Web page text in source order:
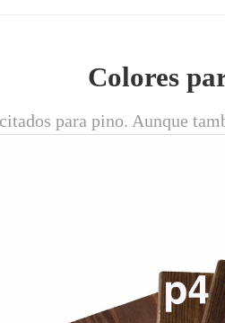
Colores
para pino. Aunque